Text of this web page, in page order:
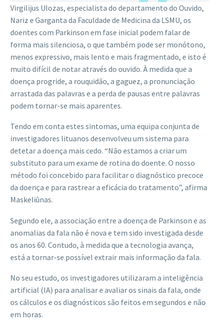
Virgilijus Ulozas, especialista do departamento do Ouvido,
Nariz e Garganta da Faculdade de Medicina da LSMU, os
doentes com Parkinson em fase inicial podem falar de
forma mais silenciosa, o que também pode ser monótono,
menos expressivo, mais lento e mais fragmentado, e isto é
muito difícil de notar através do ouvido. À medida que a
doença progride, a rouquidão, a gaguez, a pronunciação
arrastada das palavras e a perda de pausas entre palavras
podem tornar-se mais aparentes.
Tendo em conta estes sintomas, uma equipa conjunta de
investigadores lituanos desenvolveu um sistema para
detetar a doença mais cedo. “Não estamos a criar um
substituto para um exame de rotina do doente. O nosso
método foi concebido para facilitar o diagnóstico precoce
da doença e para rastrear a eficácia do tratamento”, afirma
Maskeliūnas.
Segundo ele, a associação entre a doença de Parkinson e as
anomalias da fala não é nova e tem sido investigada desde
os anos 60. Contudo, à medida que a tecnologia avança,
está a tornar-se possível extrair mais informação da fala.
No seu estudo, os investigadores utilizaram a inteligência
artificial (IA) para analisar e avaliar os sinais da fala, onde
os cálculos e os diagnósticos são feitos em segundos e não
em horas.